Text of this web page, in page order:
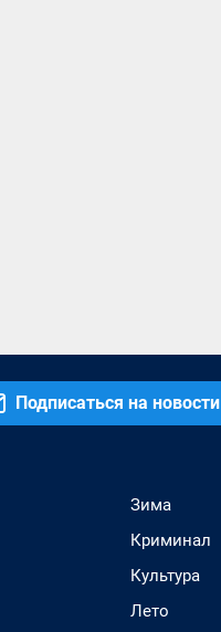
Подписаться на новости
Зима
Криминал
Культура
Лето